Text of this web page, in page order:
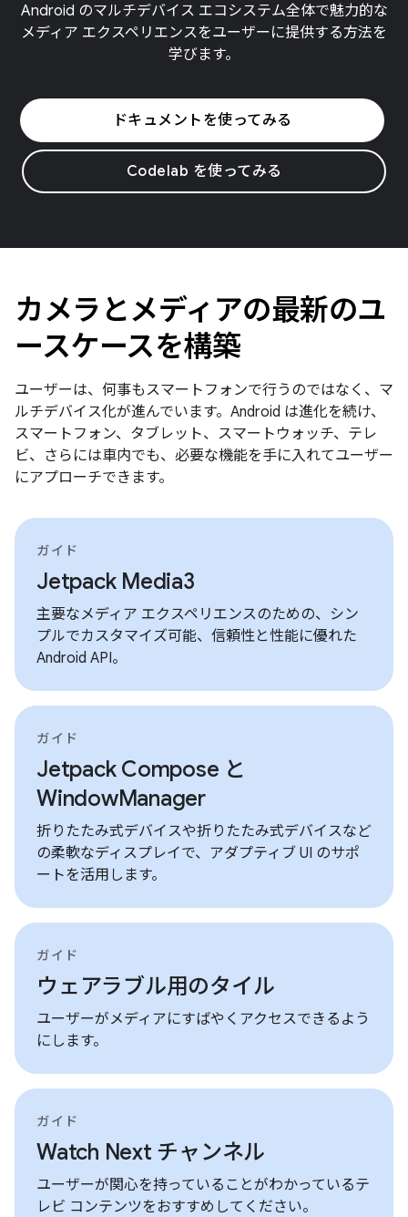
Android のマルチデバイス エコシステム全体で魅力的な
メディア エクスペリエンスをユーザーに提供する方法を
学びます。
ドキュメントを使ってみる
Codelab を使ってみる
カメラとメディアの最新のユ
ースケースを構築
ユーザーは、何事もスマートフォンで行うのではなく、マ
ルチデバイス化が進んでいます。Android は進化を続け、
スマートフォン、タブレット、スマートウォッチ、テレ
ビ、さらには車内でも、必要な機能を手に入れてユーザー
にアプローチできます。
ガイド
Jetpack Media3
主要なメディア エクスペリエンスのための、シン
プルでカスタマイズ可能、信頼性と性能に優れた
Android API。
ガイド
Jetpack Compose と
WindowManager
折りたたみ式デバイスや折りたたみ式デバイスなど
の柔軟なディスプレイで、アダプティブ UI のサポ
ートを活用します。
ガイド
ウェアラブル用のタイル
ユーザーがメディアにすばやくアクセスできるよう
にします。
ガイド
Watch Next チャンネル
ユーザーが関心を持っていることがわかっているテ
レビ コンテンツをおすすめしてください。